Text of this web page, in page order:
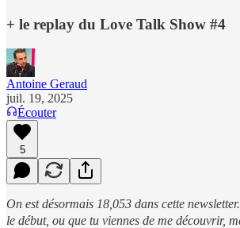
+ le replay du Love Talk Show #4
Antoine Geraud
juil. 19, 2025
Écouter
5
On est désormais 18,053 dans cette
le début, ou que tu viennes de me découvrir,